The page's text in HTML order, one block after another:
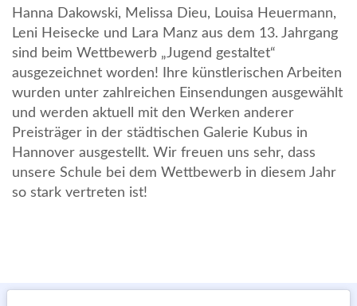
Hanna Dakowski, Melissa Dieu, Louisa Heuermann,
Leni Heisecke und Lara Manz aus dem 13. Jahrgang
sind beim Wettbewerb „Jugend gestaltet“
ausgezeichnet worden! Ihre künstlerischen Arbeiten
wurden unter zahlreichen Einsendungen ausgewählt
und werden aktuell mit den Werken anderer
Preisträger in der städtischen Galerie Kubus in
Hannover ausgestellt. Wir freuen uns sehr, dass
unsere Schule bei dem Wettbewerb in diesem Jahr
so stark vertreten ist!